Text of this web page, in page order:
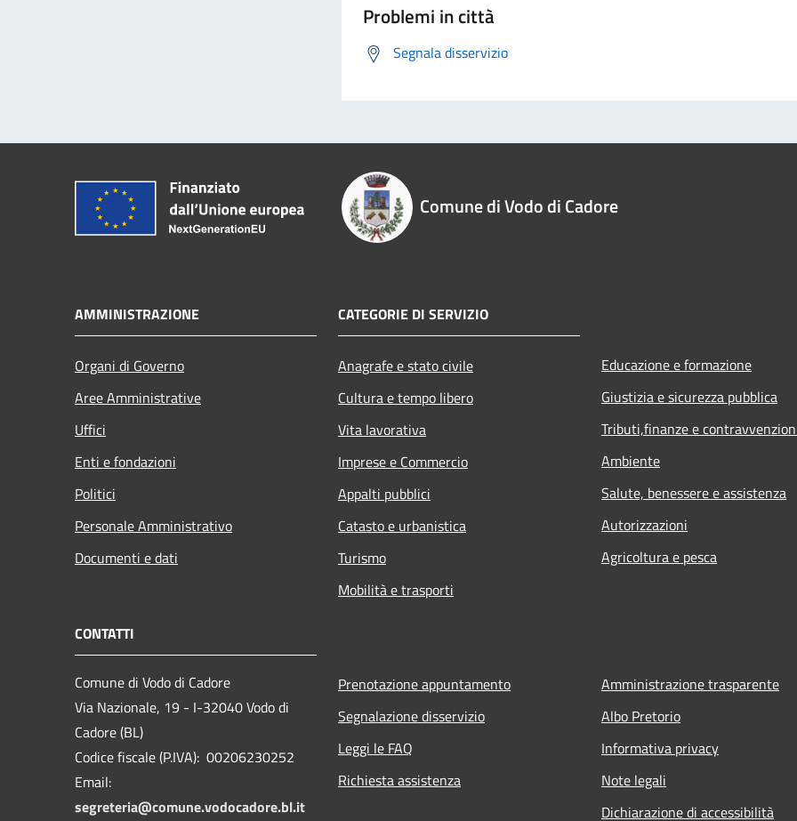
Problemi in città
Segnala disservizio
Comune di Vodo di Cadore
AMMINISTRAZIONE
Organi di Governo
Aree Amministrative
Uffici
Enti e fondazioni
Politici
Personale Amministrativo
Documenti e dati
CATEGORIE DI SERVIZIO
Anagrafe e stato civile
Cultura e tempo libero
Vita lavorativa
Imprese e Commercio
Appalti pubblici
Catasto e urbanistica
Turismo
Mobilità e trasporti
Educazione e formazione
Giustizia e sicurezza pubblica
Tributi,finanze e
Ambiente
Salute, benessere e assistenza
Autorizzazioni
Agricoltura e pesca
CONTATTI
Comune di Vodo di Cadore
Via Nazionale, 19 - I-32040 Vodo di
Cadore (BL)
Codice fiscale (P.IVA): 00206230252
Email:
segreteria@comune.vodocadore.bl.it
Prenotazione appuntamento
Segnalazione disservizio
Leggi le FAQ
Richiesta assistenza
Amministrazione trasparente
Albo Pretorio
Informativa privacy
Note legali
Dichiarazione di accessibilità